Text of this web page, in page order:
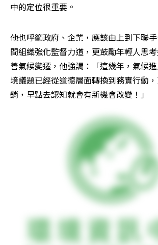
中的定位很重要。
他也呼籲政府、企業，應該由上到下聯
間組織強化監督力道，更鼓勵年輕人思
善氣候變遷，他強調：「這幾年，氣候
境議題已經從道德層面轉換到務實行動
銷，早點去認知就會有新機會改變！」